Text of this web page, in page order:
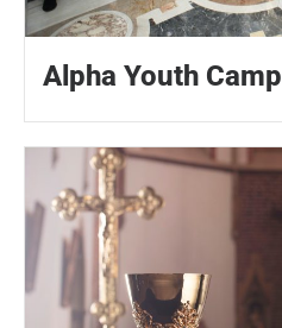
Alpha Youth Camp